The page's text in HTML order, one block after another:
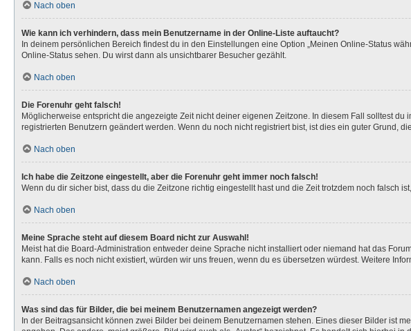
Nach oben
Wie kann ich verhindern, dass mein Benutzername in der Online-Liste auftaucht?
In deinem persönlichen Bereich findest du in den Einstellungen eine Option „Meinen Online-Status
Online-Status sehen. Du wirst dann als unsichtbarer Besucher gezählt.
Nach oben
Die Forenuhr geht falsch!
Möglicherweise entspricht die angezeigte Zeit nicht deiner eigenen Zeitzone. In diesem Fall solltest
registrierten Benutzern geändert werden. Wenn du noch nicht registriert bist, ist dies ein guter Grund,
Nach oben
Ich habe die Zeitzone eingestellt, aber die Forenuhr geht immer noch falsch!
Wenn du dir sicher bist, dass du die Zeitzone richtig eingestellt hast und die Zeit trotzdem noch falsch
Nach oben
Meine Sprache steht auf diesem Board nicht zur Auswahl!
Meist hat die Board-Administration entweder deine Sprache nicht installiert oder niemand hat das
kann. Falls es noch nicht existiert, würden wir uns freuen, wenn du es übersetzen würdest. Weitere
Nach oben
Was sind das für Bilder, die bei meinem Benutzernamen angezeigt werden?
In der Beitragsansicht können zwei Bilder bei deinem Benutzernamen stehen. Eines dieser Bilder ist